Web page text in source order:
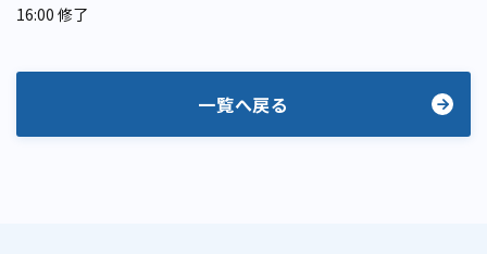
16:00 修了
一覧へ戻る